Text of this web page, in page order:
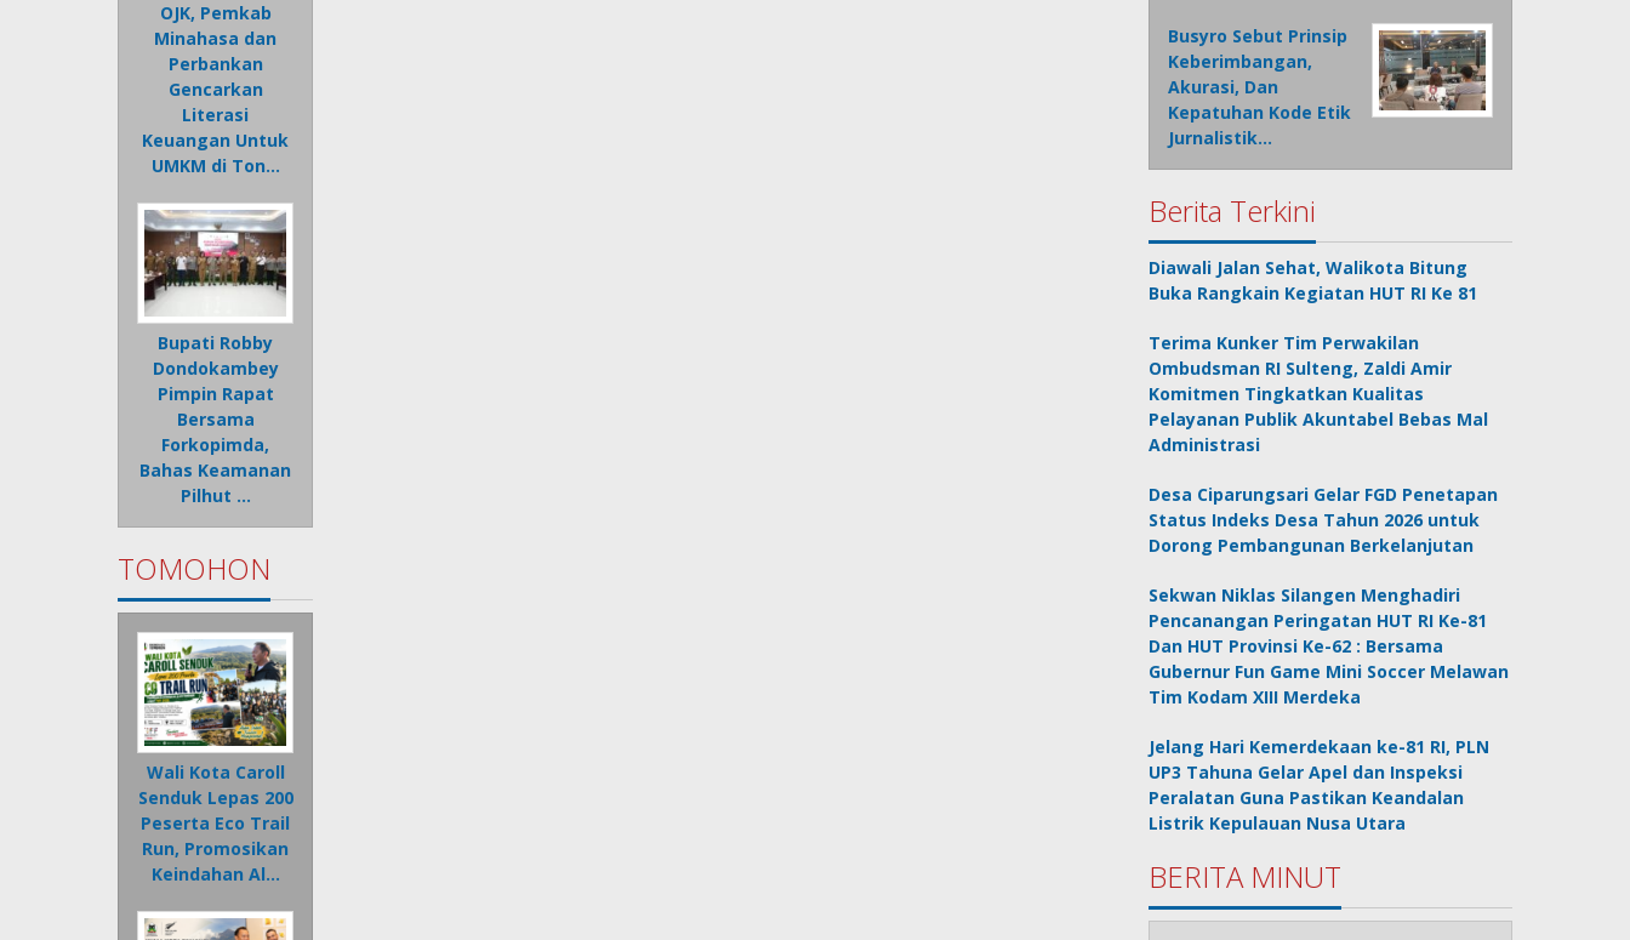
OJK, Pemkab
Minahasa dan
Perbankan
Gencarkan
Literasi
Keuangan Untuk
UMKM di Ton…
Bupati Robby
Dondokambey
Pimpin Rapat
Bersama
Forkopimda,
Bahas Keamanan
Pilhut …
TOMOHON
Wali Kota Caroll
Senduk Lepas 200
Peserta Eco Trail
Run, Promosikan
Keindahan Al…
Busyro Sebut Prinsip
Keberimbangan,
Akurasi, Dan
Kepatuhan Kode Etik
Jurnalistik…
Berita Terkini
Diawali Jalan Sehat, Walikota Bitung
Buka Rangkain Kegiatan HUT RI Ke 81
Terima Kunker Tim Perwakilan
Ombudsman RI Sulteng, Zaldi Amir
Komitmen Tingkatkan Kualitas
Pelayanan Publik Akuntabel Bebas Mal
Administrasi
Desa Ciparungsari Gelar FGD Penetapan
Status Indeks Desa Tahun 2026 untuk
Dorong Pembangunan Berkelanjutan
Sekwan Niklas Silangen Menghadiri
Pencanangan Peringatan HUT RI Ke-81
Dan HUT Provinsi Ke-62 : Bersama
Gubernur Fun Game Mini Soccer Melawan
Tim Kodam XIII Merdeka
Jelang Hari Kemerdekaan ke-81 RI, PLN
UP3 Tahuna Gelar Apel dan Inspeksi
Peralatan Guna Pastikan Keandalan
Listrik Kepulauan Nusa Utara
BERITA MINUT